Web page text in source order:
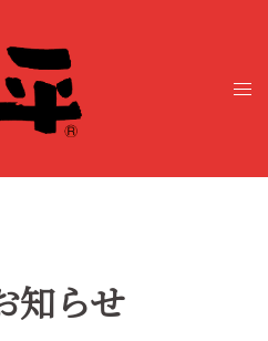
ト
メ
知らせ